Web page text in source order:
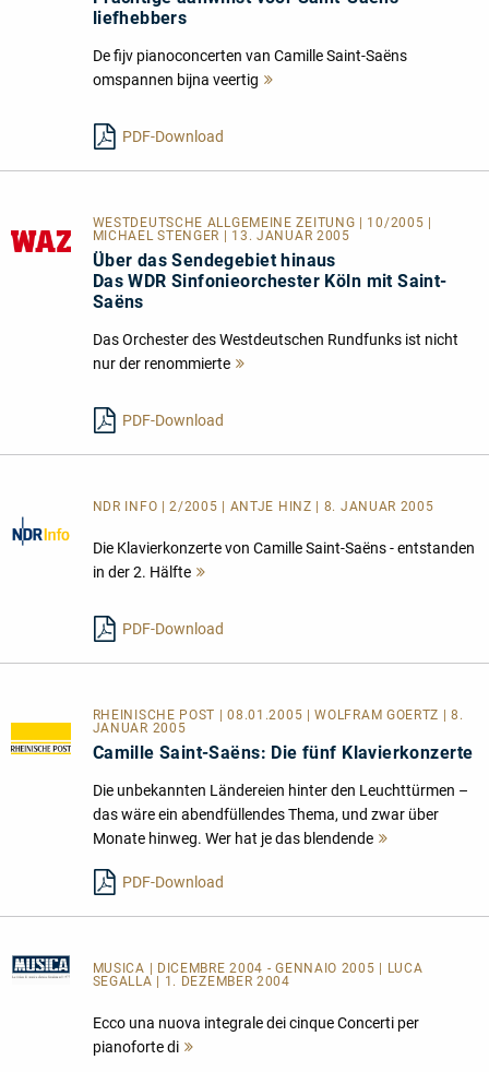
liefhebbers
De fijv pianoconcerten van Camille Saint-Saëns
omspannen bijna veertig
PDF-Download
WESTDEUTSCHE ALLGEMEINE ZEITUNG | 10/2005 |
MICHAEL STENGER | 13. JANUAR 2005
Über das Sendegebiet hinaus
Das WDR Sinfonieorchester Köln mit Saint-
Saëns
Das Orchester des Westdeutschen Rundfunks ist nicht
nur der renommierte
PDF-Download
NDR INFO | 2/2005 | ANTJE HINZ | 8. JANUAR 2005
Die Klavierkonzerte von Camille Saint-Saëns - entstanden
in der 2. Hälfte
PDF-Download
RHEINISCHE POST | 08.01.2005 | WOLFRAM GOERTZ | 8.
JANUAR 2005
Camille Saint-Saëns: Die fünf Klavierkonzerte
Die unbekannten Ländereien hinter den Leuchttürmen –
das wäre ein abendfüllendes Thema, und zwar über
Monate hinweg. Wer hat je das blendende
PDF-Download
MUSICA
| DICEMBRE 2004 - GENNAIO 2005 | LUCA
SEGALLA | 1. DEZEMBER 2004
Ecco una nuova integrale dei cinque Concerti per
pianoforte di